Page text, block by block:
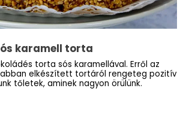
karamell torta
torta sós karamellával. Erről az
elkészített tortáról rengeteg pozitív
tőletek, aminek nagyon örülünk.